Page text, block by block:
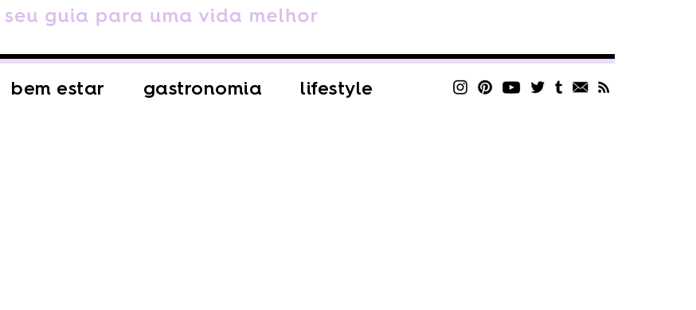
bem estar gastronomia lifestyle